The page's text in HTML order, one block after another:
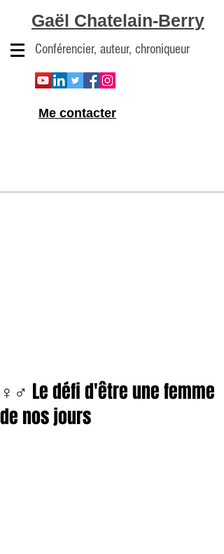
Gaël Chatelain-Berry
Conférencier, auteur, chroniqueur
Me contacter
♀️♂️ Le défi d'être une femme
de nos jours